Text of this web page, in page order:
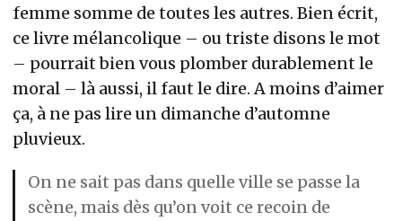
femme somme de toutes les autres. Bien écrit,
ce livre mélancolique – ou triste disons le mot
– pourrait bien vous plomber durablement le
moral – là aussi, il faut le dire. A moins d’aimer
ça, à ne pas lire un dimanche d’automne
pluvieux.
On ne sait pas dans quelle ville se passe la
scène, mais dès qu’on voit ce recoin de